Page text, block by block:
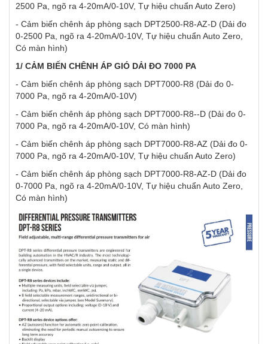
2500 Pa, ngõ ra 4-20mA/0-10V, Tự hiệu chuẩn Auto Zero)
- Cảm biến chênh áp phòng sạch DPT2500-R8-AZ-D (Dải đo
0-2500 Pa, ngõ ra 4-20mA/0-10V, Tự hiệu chuẩn Auto Zero,
Có màn hình)
1/ CẢM BIẾN CHÊNH ÁP GIÓ DẢI ĐO 7000 PA
- Cảm biến chênh áp phòng sạch DPT7000-R8 (Dải đo 0-
7000 Pa, ngõ ra 4-20mA/0-10V)
- Cảm biến chênh áp phòng sạch DPT7000-R8--D (Dải đo 0-
7000 Pa, ngõ ra 4-20mA/0-10V, Có màn hình)
- Cảm biến chênh áp phòng sạch DPT7000-R8-AZ (Dải đo 0-
7000 Pa, ngõ ra 4-20mA/0-10V, Tự hiệu chuẩn Auto Zero)
- Cảm biến chênh áp phòng sạch DPT7000-R8-AZ-D (Dải đo
0-7000 Pa, ngõ ra 4-20mA/0-10V, Tự hiệu chuẩn Auto Zero,
Có màn hình)